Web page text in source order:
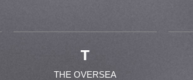
T
THE OVERSEA